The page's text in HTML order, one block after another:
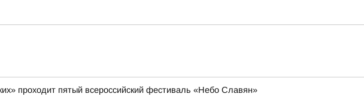
проходит пятый всероссийский фестиваль «Небо Славян»